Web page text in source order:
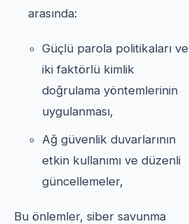
arasında:
Güçlü parola politikaları ve
iki faktörlü kimlik
doğrulama yöntemlerinin
uygulanması,
Ağ güvenlik duvarlarının
etkin kullanımı ve düzenli
güncellemeler,
Bu önlemler, siber savunma